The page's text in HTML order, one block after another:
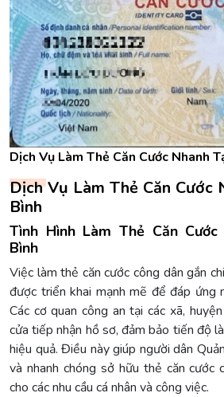
Dịch Vụ Làm Thẻ Căn Cước Nhanh
Dịch Vụ Làm Thẻ Căn Cước
Bình
Tình Hình Làm Thẻ Căn Cước
Bình
Việc làm thẻ căn cước công dân gắn
được triển khai mạnh mẽ để đáp ứng
Các cơ quan công an tại các xã,
cửa tiếp nhận hồ sơ, đảm bảo tiến độ
hiệu quả. Điều này giúp người dân
và nhanh chóng sở hữu thẻ căn cước
cho các nhu cầu cá nhân và công việc.